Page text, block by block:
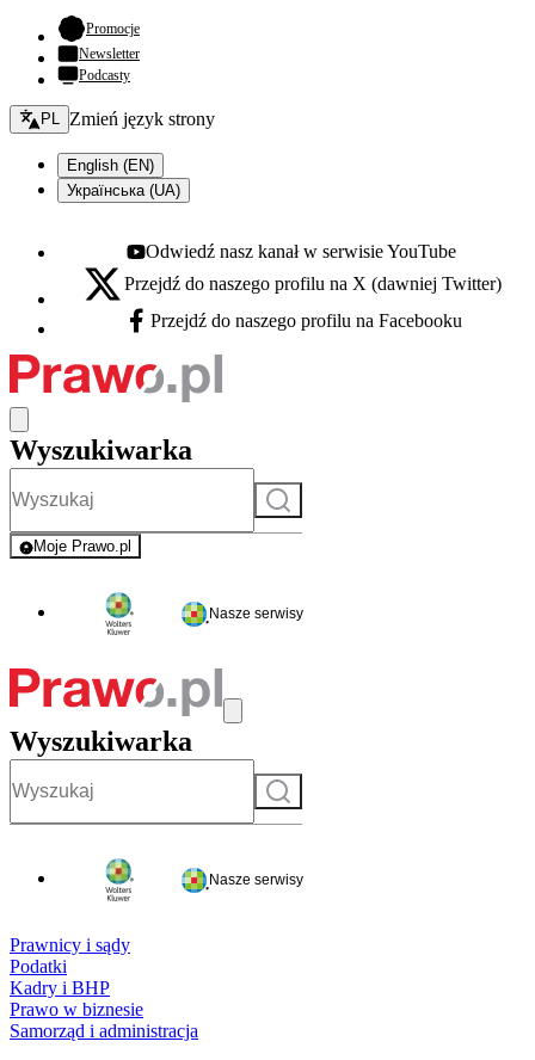
Promocje- otwiera się w nowej karcie
Newsletter
Podcasty
Zmień język - bieżący:
PL Zmień język strony
English (EN)
Українська (UA)
Youtube - otwiera się w nowej karcie
Odwiedź nasz kanał w serwisie YouTube
X - otwiera się w nowej karcie
Przejdź do naszego profilu na X (dawniej Twitter)
Facebook - otwiera się w nowej karcie
Przejdź do naszego profilu na Facebooku
Wyszukiwarka
Szukaj
Moje Prawo.pl
- rejestracja i logowanie do serwisu
Nasze serwisy
Wyszukiwarka
Szukaj
Nasze serwisy
Prawnicy i sądy
Podatki
Kadry i BHP
Prawo w biznesie
Samorząd i administracja